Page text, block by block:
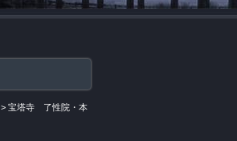
> 宝塔寺 了性院・本